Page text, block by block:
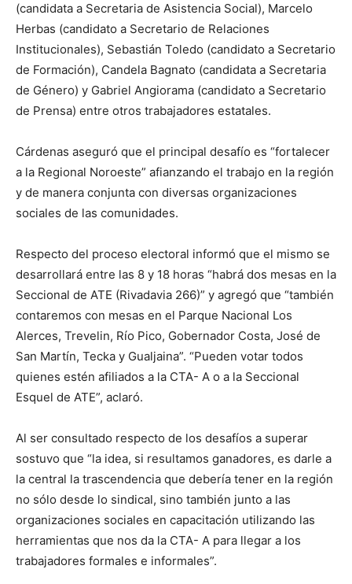
(candidata a Secretaria de Asistencia Social), Marcelo
Herbas (candidato a Secretario de Relaciones
Institucionales), Sebastián Toledo (candidato a Secretario
de Formación), Candela Bagnato (candidata a Secretaria
de Género) y Gabriel Angiorama (candidato a Secretario
de Prensa) entre otros trabajadores estatales.
Cárdenas aseguró que el principal desafío es “fortalecer
a la Regional Noroeste” afianzando el trabajo en la región
y de manera conjunta con diversas organizaciones
sociales de las comunidades.
Respecto del proceso electoral informó que el mismo se
desarrollará entre las 8 y 18 horas “habrá dos mesas en la
Seccional de ATE (Rivadavia 266)” y agregó que “también
contaremos con mesas en el Parque Nacional Los
Alerces, Trevelin, Río Pico, Gobernador Costa, José de
San Martín, Tecka y Gualjaina”. “Pueden votar todos
quienes estén afiliados a la CTA- A o a la Seccional
Esquel de ATE”, aclaró.
Al ser consultado respecto de los desafíos a superar
sostuvo que “la idea, si resultamos ganadores, es darle a
la central la trascendencia que debería tener en la región
no sólo desde lo sindical, sino también junto a las
organizaciones sociales en capacitación utilizando las
herramientas que nos da la CTA- A para llegar a los
trabajadores formales e informales”.